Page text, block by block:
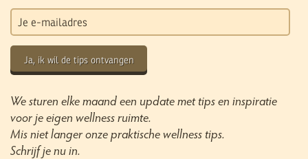
Ja, ik wil de tips ontvangen
We sturen elke maand een update met tips en inspiratie
voor je eigen wellness ruimte.
Mis niet langer onze praktische wellness tips.
Schrijf je nu in.